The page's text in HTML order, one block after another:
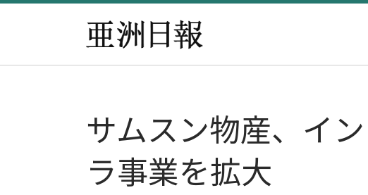
サムスン物産、イ
ラ事業を拡大